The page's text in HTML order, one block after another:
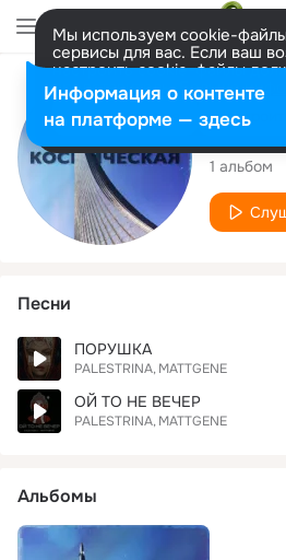
Мы используем cookie-
сервисы для вас. Если ваш
настроить cookie-файлы
представитель. Больше
Разрешить все Настроить
1 альбом
Песни
ПОРУШКА
PALESTRINA MATTGENE
ОЙ ТО НЕ ВЕЧЕР
PALESTRINA MATTGENE
Альбомы
Информация о контенте
на платформе — здесь